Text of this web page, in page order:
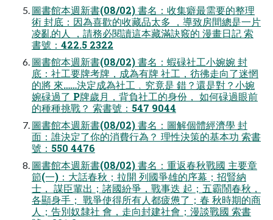
圖書館本週新書(08/02) 書名：收集癖最需要的整理
術 封底：因為喜歡的收藏品太多 ，導致房間總是一片
凌亂的人 ，請務必閱讀這本藏滿訣竅的 漫畫日記 索
書號：422.5 2322
圖書館本週新書(08/02) 書名：蝦碌社工小婉婉 封
底：社工要牌考牌，成為有牌 社工，彷彿走向了迷惘
的將 來……決定成為社工﹐究竟是 錯？還是對？小婉
婉碌過了 P牌歲月，背負社工的身份， 如何碌過眼前
的種種挑戰？ 索書號：547 9044
圖書館本週新書(08/02) 書名：圖解個體經濟學 封
面：誰決定了你的消費行為？ 理性決策的基本功 索書
號：550 4476
圖書館本週新書(08/02) 書名：重返春秋戰國 主要章
節(一)：大話春秋；拉開 列國爭雄的序幕；招賢納
士， 謀臣輩出；諸國紛爭，戰事迭 起；五霸鬧春秋，
各顯身手； 戰爭使得所有人都疲憊了；春 秋時期的商
人；告別奴隸社 會，走向封建社會；漫談戰國 索書